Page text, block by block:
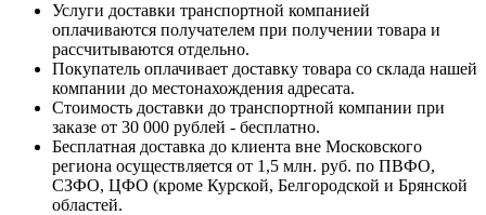
Услуги доставки транспортной компанией
оплачиваются получателем при получении товара и
рассчитываются отдельно.
Покупатель оплачивает доставку товара со склада нашей
компании до местонахождения адресата.
Стоимость доставки до транспортной компании при
заказе от 30 000 рублей - бесплатно.
Бесплатная доставка до клиента вне Московского
региона осуществляется от 1,5 млн. руб. по ПВФО,
СЗФО, ЦФО (кроме Курской, Белгородской и Брянской
областей.